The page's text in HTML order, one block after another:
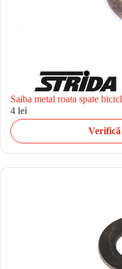
Saiba metal roata spate
4 lei